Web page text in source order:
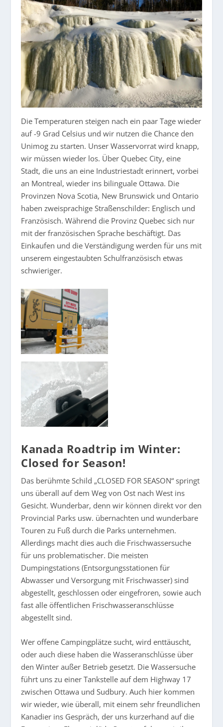
Die Temperaturen steigen nach ein paar Tage wieder
auf -9 Grad Celsius und wir nutzen die Chance den
Unimog zu starten. Unser Wasservorrat wird knapp,
wir müssen wieder los. Über Quebec City, eine
Stadt, die uns an eine Industriestadt erinnert, vorbei
an Montreal, wieder ins bilinguale Ottawa. Die
Provinzen Nova Scotia, New Brunswick und Ontario
haben zweisprachige Straßenschilder: Englisch und
Französisch. Während die Provinz Quebec sich nur
mit der französischen Sprache beschäftigt. Das
Einkaufen und die Verständigung werden für uns mit
unserem eingestaubten Schulfranzösisch etwas
schwieriger.
Kanada Roadtrip im Winter:
Closed for Season!
Das berühmte Schild „CLOSED FOR SEASON“ springt
uns überall auf dem Weg von Ost nach West ins
Gesicht. Wunderbar, denn wir können direkt vor den
Provincial Parks usw. übernachten und wunderbare
Touren zu Fuß durch die Parks unternehmen.
Allerdings macht dies auch die Frischwassersuche
für uns problematischer. Die meisten
Dumpingstations (Entsorgungsstationen für
Abwasser und Versorgung mit Frischwasser) sind
abgestellt, geschlossen oder eingefroren, sowie auch
fast alle öffentlichen Frischwasseranschlüsse
abgestellt sind.
Wer offene Campingplätze sucht, wird enttäuscht,
oder auch diese haben die Wasseranschlüsse über
den Winter außer Betrieb gesetzt. Die Wassersuche
führt uns zu einer Tankstelle auf dem Highway 17
zwischen Ottawa und Sudbury. Auch hier kommen
wir wieder, wie überall, mit einem sehr freundlichen
Kanadier ins Gespräch, der uns kurzerhand auf die